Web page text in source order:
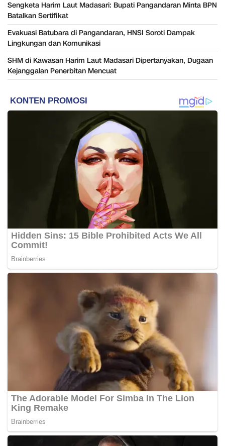
Sengketa Harim Laut Madasari: Bupati Pangandaran Minta BPN
Batalkan Sertifikat
Evakuasi Batubara di Pangandaran, HNSI Soroti Dampak
Lingkungan dan Komunikasi
SHM di Kawasan Harim Laut Madasari Dipertanyakan, Dugaan
Kejanggalan Penerbitan Mencuat